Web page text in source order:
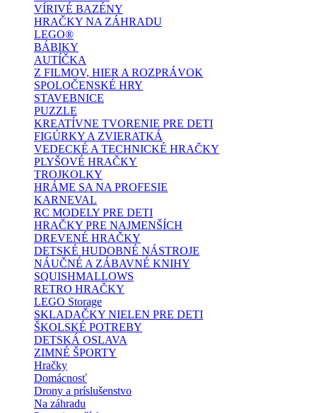
VÍRIVÉ BAZÉNY
HRAČKY NA ZÁHRADU
LEGO®
BÁBIKY
AUTÍČKA
Z FILMOV, HIER A ROZPRÁVOK
SPOLOČENSKÉ HRY
STAVEBNICE
PUZZLE
KREATÍVNE TVORENIE PRE DETI
FIGÚRKY A ZVIERATKÁ
VEDECKÉ A TECHNICKÉ HRAČKY
PLYŠOVÉ HRAČKY
TROJKOLKY
HRÁME SA NA PROFESIE
KARNEVAL
RC MODELY PRE DETI
HRAČKY PRE NAJMENŠÍCH
DREVENÉ HRAČKY
DETSKÉ HUDOBNÉ NÁSTROJE
NÁUČNÉ A ZÁBAVNÉ KNIHY
SQUISHMALLOWS
RETRO HRAČKY
LEGO Storage
SKLADAČKY NIELEN PRE DETI
ŠKOLSKÉ POTREBY
DETSKÁ OSLAVA
ZIMNÉ ŠPORTY
Hračky
Domácnosť
Drony a príslušenstvo
Na záhradu